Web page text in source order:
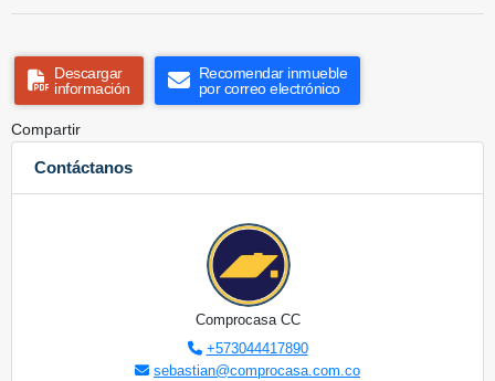
Descargar
información
Recomendar inmueble
por correo electrónico
Compartir
Contáctanos
Comprocasa CC
+573044417890
sebastian@comprocasa.com.co